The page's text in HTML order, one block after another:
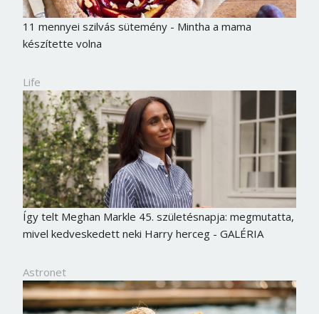
11 mennyei szilvás sütemény - Mintha a mama
készítette volna
Life
Így telt Meghan Markle 45. születésnapja: megmutatta,
mivel kedveskedett neki Harry herceg - GALÉRIA
Astronet